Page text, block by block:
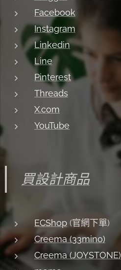
Facebook
Instagram
Linkedin
Line
Pinterest
Threads
X.com
YouTube
買設計商品
ECShop (官網下單)
Creema (33mino)
Creema (JOYSTONE)